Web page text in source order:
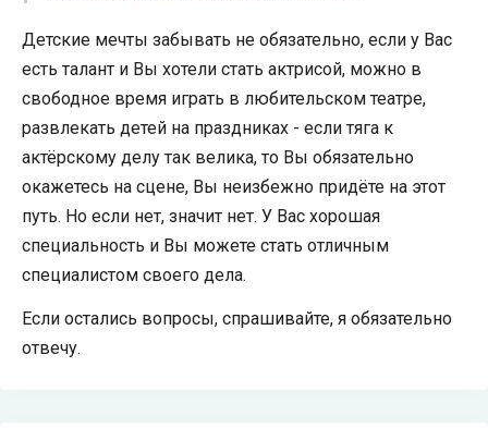
Детские мечты забывать не обязательно, если у Вас
есть талант и Вы хотели стать актрисой, можно в
свободное время играть в любительском театре,
развлекать детей на праздниках - если тяга к
актёрскому делу так велика, то Вы обязательно
окажетесь на сцене, Вы неизбежно придёте на этот
путь. Но если нет, значит нет. У Вас хорошая
специальность и Вы можете стать отличным
специалистом своего дела.
Если остались вопросы, спрашивайте, я обязательно
отвечу.